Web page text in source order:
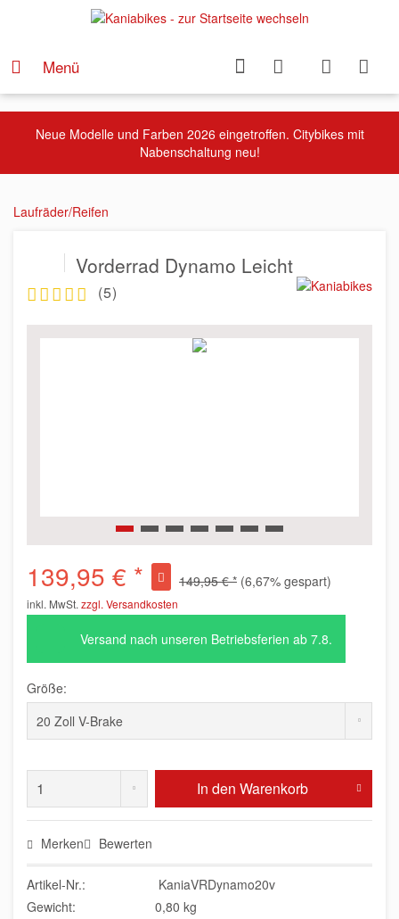
Menü
Neue Modelle und Farben 2026 eingetroffen. Citybikes mit
Nabenschaltung neu!
Laufräder/Reifen
Vorderrad Dynamo Leicht
(5)
139,95 € * 149,95 € * (6,67% gespart)
inkl. MwSt. zzgl. Versandkosten
Versand nach unseren Betriebsferien ab 7.8.
Größe:
In den Warenkorb
Merken Bewerten
Artikel-Nr.:
KaniaVRDynamo20v
Gewicht:
0,80 kg